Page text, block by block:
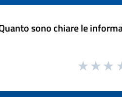
sono chiare le